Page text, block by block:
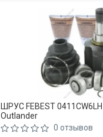
ШРУС FEBEST
Outlander
0 отзывов